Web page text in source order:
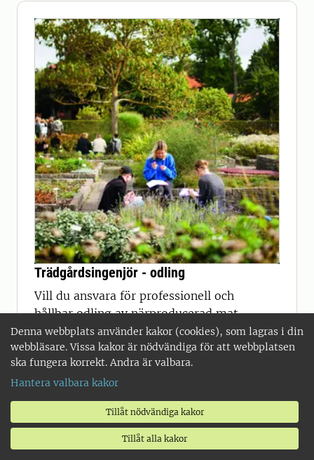
Denna webbplats använder kakor (cookies), som lagras i din
webbläsare. Vissa kakor är nödvändiga för att webbplatsen
ska fungera korrekt. Andra är valbara.
Hantera valbara kakor
Tillåt nödvändiga kakor
Tillåt alla kakor
Trädgårdsingenjör - odling
Vill du ansvara för professionell och
hållbar odling av närproducerad mat
eller växter för gröna miljöer? Då ska
du bli trädgårdsingenjör.
Studie- och karriärvägledning